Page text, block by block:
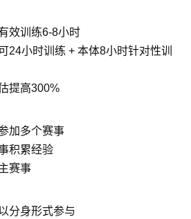
效训练6-8小时
24小时训练 + 本体8小时针对性训
提高300%
加多个赛事
积累经验
赛事
分身形式参与